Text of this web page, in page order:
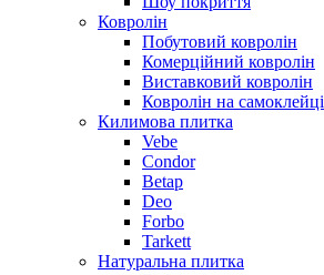
Ковролін
Побутовий ковролін
Комерційний ковролін
Виставковий ковролін
Ковролін на самоклейці
Килимова плитка
Vebe
Condor
Betap
Deo
Forbo
Tarkett
Натуральна плитка